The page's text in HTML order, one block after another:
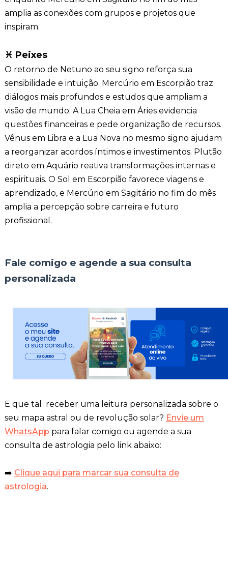
amplia as conexões com grupos e projetos que
inspiram.
♓ Peixes
O retorno de Netuno ao seu signo reforça sua
sensibilidade e intuição. Mercúrio em Escorpião traz
diálogos mais profundos e estudos que ampliam a
visão de mundo. A Lua Cheia em Áries evidencia
questões financeiras e pede organização de recursos.
Vênus em Libra e a Lua Nova no mesmo signo ajudam
a reorganizar acordos íntimos e investimentos. Plutão
direto em Aquário reativa transformações internas e
espirituais. O Sol em Escorpião favorece viagens e
aprendizado, e Mercúrio em Sagitário no fim do mês
amplia a percepção sobre carreira e futuro
profissional.
Fale comigo e agende a sua consulta
personalizada
E que tal receber uma leitura personalizada sobre o
seu mapa astral ou de revolução solar? Envie um
WhatsApp para falar comigo ou agende a sua
consulta de astrologia pelo link abaixo:
➡️ Clique aqui para marcar sua consulta de
astrologia.